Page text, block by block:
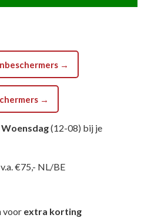
→
→
Woensdag(12-08) bij je
v.a. €75,- NL/BE
voor extra korting